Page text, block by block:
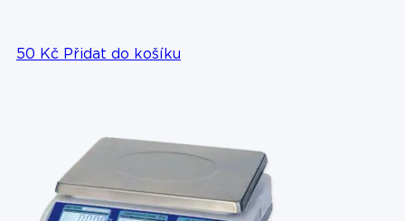
50 Kč Přidat do košíku